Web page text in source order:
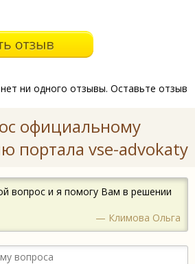
ни одного отзывы. Оставьте отзыв
официальному
портала vse-advokaty
вопрос и я помогу Вам в решении
— Климова Ольга